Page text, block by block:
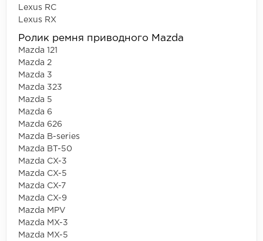
Lexus RC
Lexus RX
Ролик ремня приводного Mazda
Mazda 121
Mazda 2
Mazda 3
Mazda 323
Mazda 5
Mazda 6
Mazda 626
Mazda B-series
Mazda BT-50
Mazda CX-3
Mazda CX-5
Mazda CX-7
Mazda CX-9
Mazda MPV
Mazda MX-3
Mazda MX-5